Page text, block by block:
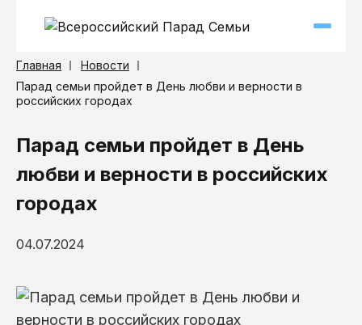
Главная
Новости
Парад семьи пройдет в День любви и верности в
российских городах
Парад семьи пройдет в День
любви и верности в российских
городах
04.07.2024